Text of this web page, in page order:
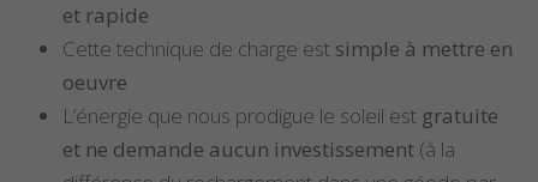
et rapide
Cette technique de charge est simple à mettre en
oeuvre
L’énergie que nous prodigue le soleil est gratuite
et ne demande aucun investissement (à la